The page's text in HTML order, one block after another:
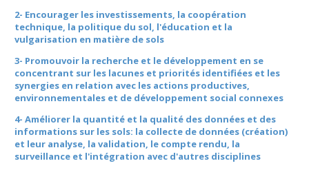
2- Encourager les investissements, la coopération
technique, la politique du sol, l'éducation et la
vulgarisation en matière de sols
3- Promouvoir la recherche et le développement en se
concentrant sur les lacunes et priorités identifiées et les
synergies en relation avec les actions productives,
environnementales et de développement social connexes
4- Améliorer la quantité et la qualité des données et des
informations sur les sols: la collecte de données (création)
et leur analyse, la validation, le compte rendu, la
surveillance et l'intégration avec d'autres disciplines